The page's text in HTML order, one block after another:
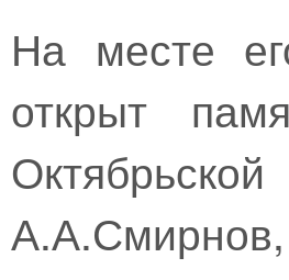
На месте
открыт